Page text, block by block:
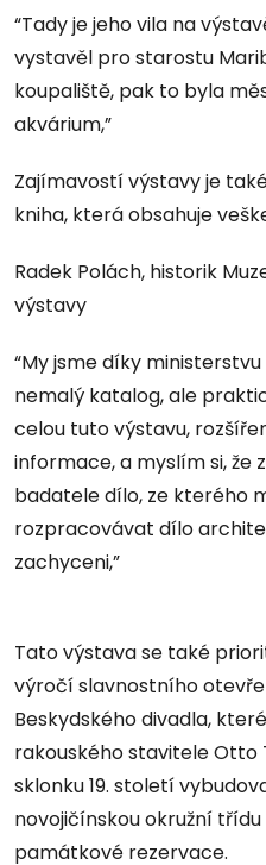
“Tady je jeho vila na
vystavěl pro starostu
koupaliště, pak to byla
akvárium,”
Zajímavostí výstavy je
kniha, která obsahuje
Radek Polách, historik
výstavy
“My jsme díky
nemalý katalog, ale
celou tuto výstavu,
informace, a myslím si,
badatele dílo, ze kterého
rozpracovávat dílo
zachyceni,”
Tato výstava se také
výročí slavnostního
Beskydského divadla,
rakouského stavitele Otto
sklonku 19. století
novojičínskou okružní
památkové rezervace.